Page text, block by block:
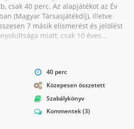
csak 40 perc. Az alapjátékot az Év
(Magyar Társasjátékdíj), illetve
7 másik elismerést és jelölést
miatt, csak 10 éves...
40 perc
Közepesen összetett
Szabálykönyv
Kommentek(3)